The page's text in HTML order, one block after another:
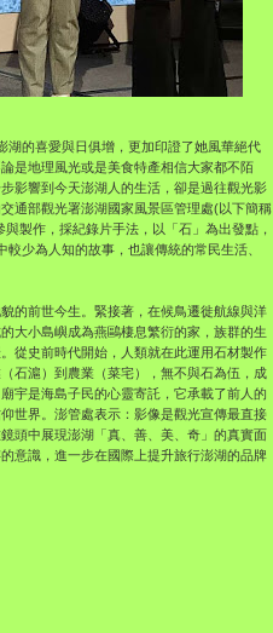
湖的喜愛與日俱增，更加印證了她風華絕代
是地理風光或是美食特產相信大家都不陌
影響到今天澎湖人的生活，卻是過往觀光影
通部觀光署澎湖國家風景區管理處(以下簡稱
製作，採紀錄片手法，以「石」為出發點，
少為人知的故事，也讓傳統的常民生活、
的前世今生。緊接著，在候鳥遷徙航線與洋
大小島嶼成為燕鷗棲息繁衍的家，族群的生
從史前時代開始，人類就在此運用石材製作
石滬）到農業（菜宅），無不與石為伍，成
宇是海島子民的心靈寄託，它承載了前人的
世界。澎管處表示：影像是觀光宣傳最直接
頭中展現澎湖「真、善、美、奇」的真實面
意識，進一步在國際上提升旅行澎湖的品牌